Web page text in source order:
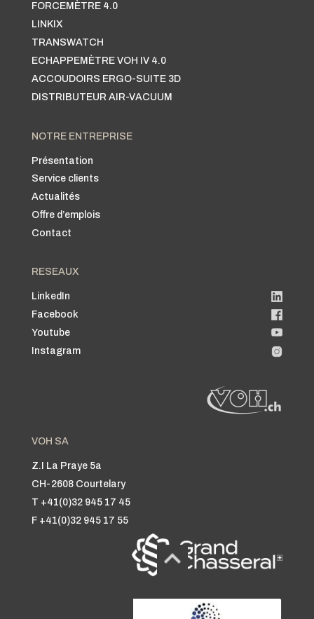
FORCEMÈTRE 4.0
LINKIX
TRANSWATCH
ECHAPPEMÈTRE VOH IV 4.0
ACCOUDOIRS ERGO-SUITE 3D
DISTRIBUTEUR AIR-VACUUM
NOTRE ENTREPRISE
Présentation
Service clients
Actualités
Offre d’emplois
Contact
RESEAUX
LinkedIn
Facebook
Youtube
Instagram
VOH SA
Z.I La Praye 5a
CH-2608 Courtelary
T +41(0)32 945 17 45
F +41(0)32 945 17 55